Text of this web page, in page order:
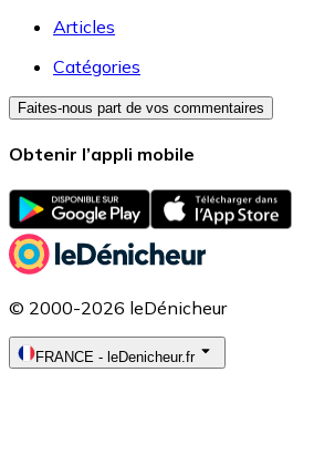
Articles
Catégories
Faites-nous part de vos commentaires
Obtenir l’appli mobile
© 2000-2026 leDénicheur
FRANCE - leDenicheur.fr